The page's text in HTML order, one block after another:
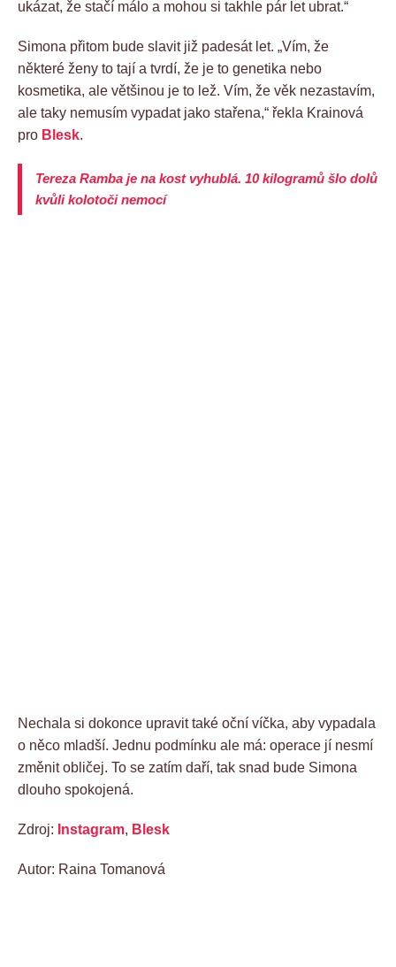
ukázat, že stačí málo a mohou si takhle pár let ubrat.“
Simona přitom bude slavit již padesát let. „Vím, že
některé ženy to tají a tvrdí, že je to genetika nebo
kosmetika, ale většinou je to lež. Vím, že věk nezastavím,
ale taky nemusím vypadat jako stařena,“ řekla Krainová
pro Blesk.
Tereza Ramba je na kost vyhublá. 10 kilogramů šlo dolů
kvůli kolotoči nemocí
Nechala si dokonce upravit také oční víčka, aby vypadala
o něco mladší. Jednu podmínku ale má: operace jí nesmí
změnit obličej. To se zatím daří, tak snad bude Simona
dlouho spokojená.
Zdroj: Instagram, Blesk
Autor: Raina Tomanová